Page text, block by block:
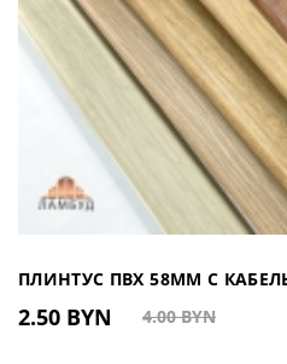
ПЛИНТУС ПВХ 58ММ С
2.50 BYN 4.00 BYN